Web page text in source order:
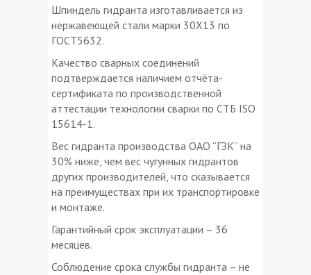
Шпиндель гидранта изготавливается из
нержавеющей стали марки 30Х13 по
ГОСТ5632.
Качество сварных соединений
подтверждается наличием отчёта-
сертификата по производственной
аттестации технологии сварки по СТБ ISO
15614-1.
Вес гидранта производства ОАО “ГЗК” на
30% ниже, чем вес чугунных гидрантов
других производителей, что сказывается
на преимуществах при их транспортировке
и монтаже.
Гарантийный срок эксплуатации – 36
месяцев.
Соблюдение срока службы гидранта – не